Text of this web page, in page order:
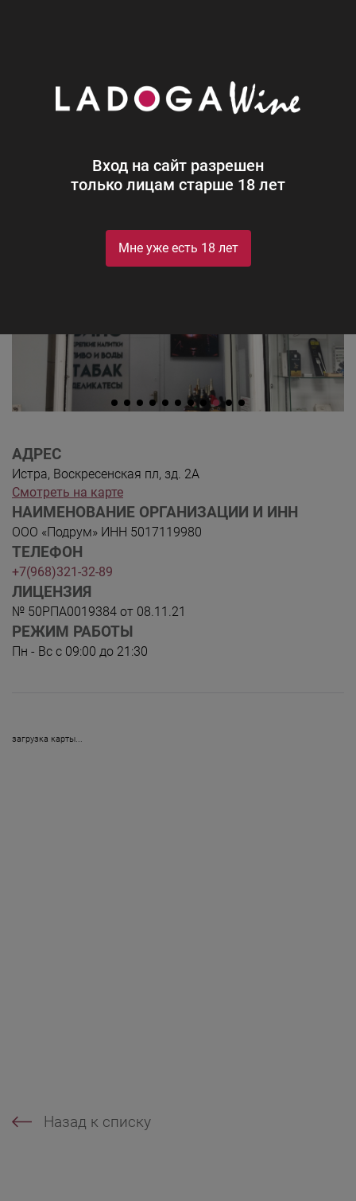
Вход на сайт разрешен
только лицам старше 18 лет
Мне уже есть 18 лет
Магазин в Истра на Воскресенская
АДРЕС
Истра, Воскресенская пл, зд. 2А
Смотреть на карте
ТЕЛЕФОН
+7(968)321-32-89
РЕЖИМ РАБОТЫ
Пн - Вс с 09:00 до 21:30
НАИМЕНОВАНИЕ ОРГАНИЗАЦИИ И ИНН
ООО «Подрум» ИНН 5017119980
ЛИЦЕНЗИЯ
№ 50РПА0019384 от 08.11.21
загрузка карты...
Назад к списку